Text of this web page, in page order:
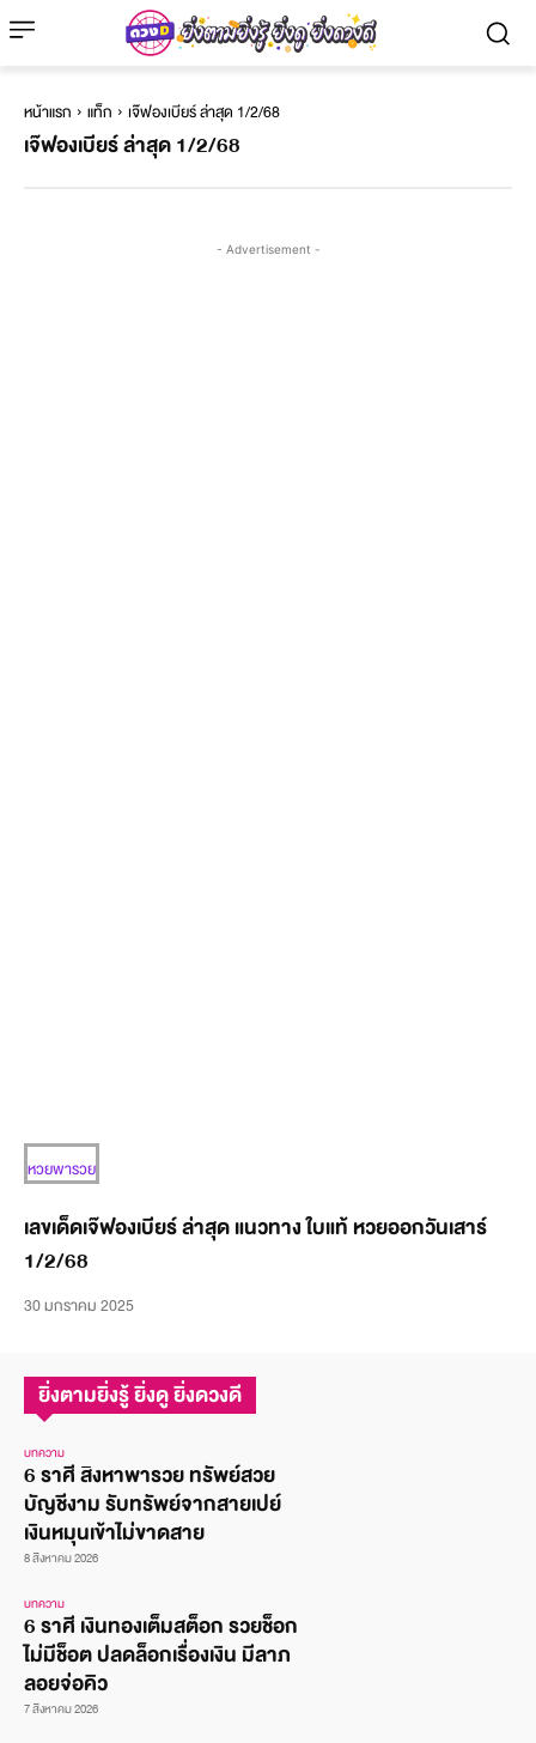
หน้าแรก แท็ก เจ๊ฟองเบียร์ ล่าสุด 1/2/68
เจ๊ฟองเบียร์ ล่าสุด 1/2/68
- Advertisement -
หวยพารวย
เลขเด็ดเจ๊ฟองเบียร์ ล่าสุด แนวทาง ใบแท้ หวยออกวันเสาร์
1/2/68
30 มกราคม 2025
ยิ่งตามยิ่งรู้ ยิ่งดู ยิ่งดวงดี
บทความ
6 ราศี สิงหาพารวย ทรัพย์สวย
บัญชีงาม รับทรัพย์จากสายเปย์
เงินหมุนเข้าไม่ขาดสาย
8 สิงหาคม 2026
บทความ
6 ราศี เงินทองเต็มสต็อก รวยช็อก
ไม่มีช็อต ปลดล็อกเรื่องเงิน มีลาภ
ลอยจ่อคิว
7 สิงหาคม 2026